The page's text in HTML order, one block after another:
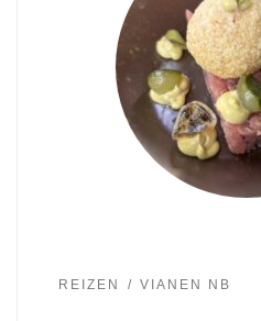
REIZEN VIANEN NB